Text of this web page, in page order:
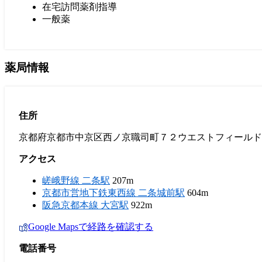
在宅訪問薬剤指導
一般薬
薬局情報
住所
京都府京都市中京区西ノ京職司町７２ウエストフィール
アクセス
嵯峨野線 二条駅 207m
京都市営地下鉄東西線 二条城前駅 604m
阪急京都本線 大宮駅 922m
Google Mapsで経路を確認する
電話番号